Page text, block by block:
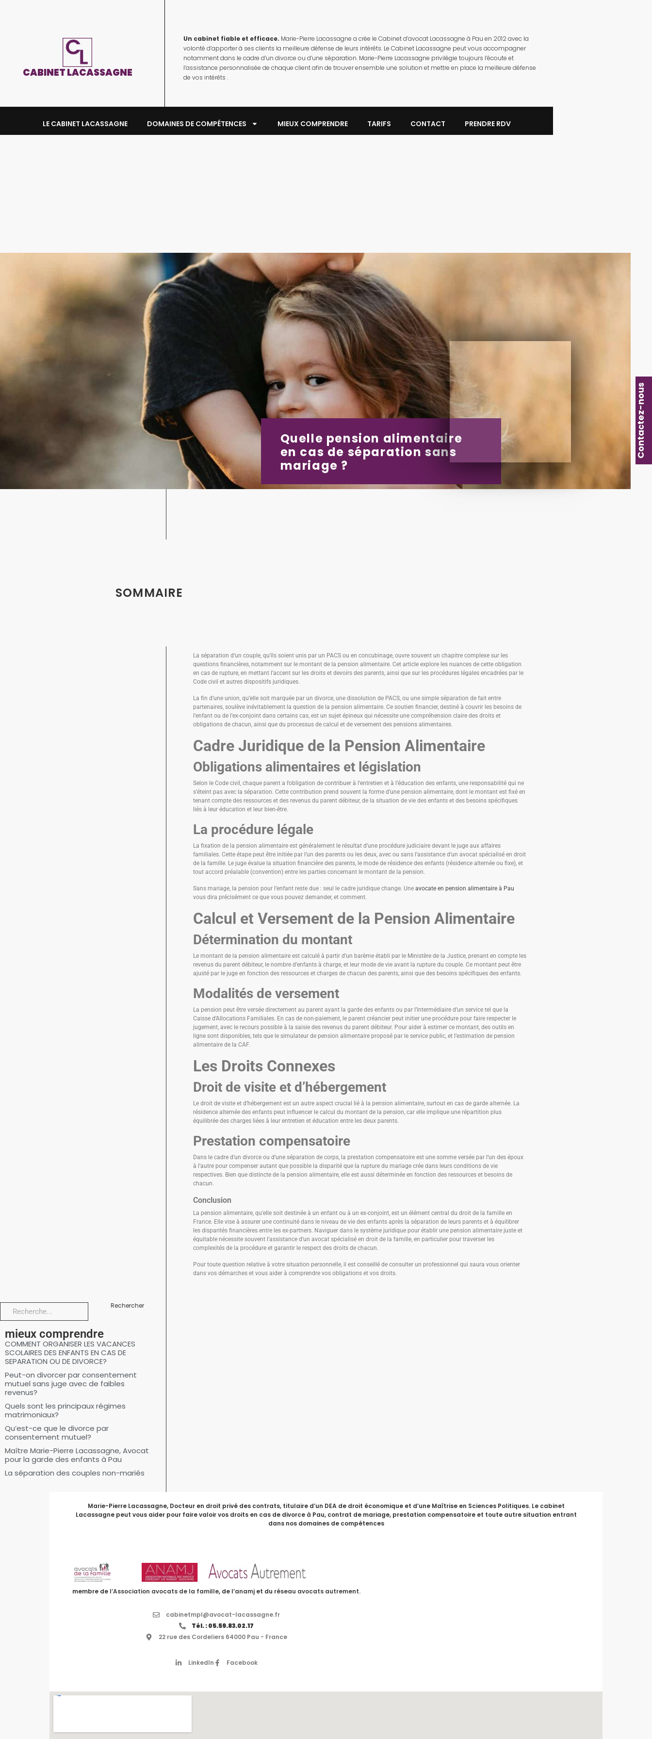
Contactez-nous
CABINET LACASSAGNE
Un cabinet fiable et efficace. Marie-Pierre Lacassagne a crée le Cabinet d’avocat Lacassagne à Pau en 2012 avec la
volonté d’apporter à ses clients la meilleure défense de leurs intérêts. Le Cabinet Lacassagne peut vous accompagner
notamment dans le cadre d’un divorce ou d’une séparation. Marie-Pierre Lacassagne privilégie toujours l’écoute et
l’assistance personnalisée de chaque client afin de trouver ensemble une solution et mettre en place la meilleure défense
de vos intérêts .
LE CABINET LACASSAGNE DOMAINES DE COMPÉTENCES MIEUX COMPRENDRE TARIFS CONTACT PRENDRE RDV
Quelle pension alimentaire
en cas de séparation sans
mariage ?
SOMMAIRE
La séparation d’un couple, qu’ils soient unis par un PACS ou en concubinage, ouvre souvent un chapitre complexe sur les
questions financières, notamment sur le montant de la pension alimentaire. Cet article explore les nuances de cette obligation
en cas de rupture, en mettant l’accent sur les droits et devoirs des parents, ainsi que sur les procédures légales encadrées par le
Code civil et autres dispositifs juridiques.
La fin d’une union, qu’elle soit marquée par un divorce, une dissolution de PACS, ou une simple séparation de fait entre
partenaires, soulève inévitablement la question de la pension alimentaire. Ce soutien financier, destiné à couvrir les besoins de
l’enfant ou de l’ex-conjoint dans certains cas, est un sujet épineux qui nécessite une compréhension claire des droits et
obligations de chacun, ainsi que du processus de calcul et de versement des pensions alimentaires.
Cadre Juridique de la Pension Alimentaire
Obligations alimentaires et législation
Selon le Code civil, chaque parent a l’obligation de contribuer à l’entretien et à l’éducation des enfants, une responsabilité qui ne
s’éteint pas avec la séparation. Cette contribution prend souvent la forme d’une pension alimentaire, dont le montant est fixé en
tenant compte des ressources et des revenus du parent débiteur, de la situation de vie des enfants et des besoins spécifiques
liés à leur éducation et leur bien-être.
La procédure légale
La fixation de la pension alimentaire est généralement le résultat d’une procédure judiciaire devant le juge aux affaires
familiales. Cette étape peut être initiée par l’un des parents ou les deux, avec ou sans l’assistance d’un avocat spécialisé en droit
de la famille. Le juge évalue la situation financière des parents, le mode de résidence des enfants (résidence alternée ou fixe), et
tout accord préalable (convention) entre les parties concernant le montant de la pension.
Sans mariage, la pension pour l’enfant reste due : seul le cadre juridique change. Une avocate en pension alimentaire à Pau
vous dira précisément ce que vous pouvez demander, et comment.
Calcul et Versement de la Pension Alimentaire
Détermination du montant
Le montant de la pension alimentaire est calculé à partir d’un barème établi par le Ministère de la Justice, prenant en compte les
revenus du parent débiteur, le nombre d’enfants à charge, et leur mode de vie avant la rupture du couple. Ce montant peut être
ajusté par le juge en fonction des ressources et charges de chacun des parents, ainsi que des besoins spécifiques des enfants.
Modalités de versement
La pension peut être versée directement au parent ayant la garde des enfants ou par l’intermédiaire d’un service tel que la
Caisse d’Allocations Familiales. En cas de non-paiement, le parent créancier peut initier une procédure pour faire respecter le
jugement, avec le recours possible à la saisie des revenus du parent débiteur. Pour aider à estimer ce montant, des outils en
ligne sont disponibles, tels que le simulateur de pension alimentaire proposé par le service public, et l’estimation de pension
alimentaire de la CAF.
Les Droits Connexes
Droit de visite et d’hébergement
Le droit de visite et d’hébergement est un autre aspect crucial lié à la pension alimentaire, surtout en cas de garde alternée. La
résidence alternée des enfants peut influencer le calcul du montant de la pension, car elle implique une répartition plus
équilibrée des charges liées à leur entretien et éducation entre les deux parents.
Prestation compensatoire
Dans le cadre d’un divorce ou d’une séparation de corps, la prestation compensatoire est une somme versée par l’un des époux
à l’autre pour compenser autant que possible la disparité que la rupture du mariage crée dans leurs conditions de vie
respectives. Bien que distincte de la pension alimentaire, elle est aussi déterminée en fonction des ressources et besoins de
chacun.
Conclusion
La pension alimentaire, qu’elle soit destinée à un enfant ou à un ex-conjoint, est un élément central du droit de la famille en
France. Elle vise à assurer une continuité dans le niveau de vie des enfants après la séparation de leurs parents et à équilibrer
les disparités financières entre les ex-partners. Naviguer dans le système juridique pour établir une pension alimentaire juste et
équitable nécessite souvent l’assistance d’un avocat spécialisé en droit de la famille, en particulier pour traverser les
complexités de la procédure et garantir le respect des droits de chacun.
Pour toute question relative à votre situation personnelle, il est conseillé de consulter un professionnel qui saura vous orienter
dans vos démarches et vous aider à comprendre vos obligations et vos droits.
Rechercher
mieux comprendre
COMMENT ORGANISER LES VACANCES
SCOLAIRES DES ENFANTS EN CAS DE
SEPARATION OU DE DIVORCE?
Peut-on divorcer par consentement
mutuel sans juge avec de faibles
revenus?
Quels sont les principaux régimes
matrimoniaux?
Qu’est-ce que le divorce par
consentement mutuel?
Maître Marie-Pierre Lacassagne, Avocat
pour la garde des enfants à Pau
La séparation des couples non-mariés
Marie-Pierre Lacassagne, Docteur en droit privé des contrats, titulaire d’un DEA de droit économique et d’une Maîtrise en Sciences Politiques. Le cabinet
Lacassagne peut vous aider pour faire valoir vos droits en cas de divorce à Pau, contrat de mariage, prestation compensatoire et toute autre situation entrant
dans nos domaines de compétences
membre de l’Association avocats de la famille, de l’anamj et du réseau avocats autrement.
cabinetmpl@avocat-lacassagne.fr
Tél. : 05.59.83.02.17
22 rue des Cordeliers 64000 Pau - France
LinkedIn Facebook